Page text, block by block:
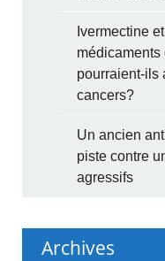
Ivermectine
médicaments
pourraient-ils
cancers?
Un ancien
piste contre
agressifs
Archives